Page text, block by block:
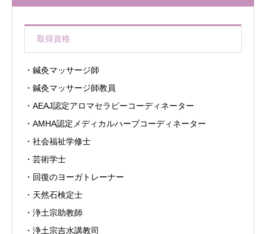
取得資格
・鍼灸マッサージ師
・鍼灸マッサージ師教員
・AEAJ認定アロマセラピーコーディネーター
・AMHA認定メディカルハーブコーディネーター
・社会福祉学修士
・芸術学士
・回復のヨーガトレーナー
・天然石検定士
・浄土宗助教師
・浄土宗吉水講教司